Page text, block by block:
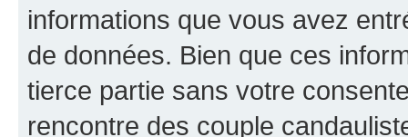
informations que vous avez
de données. Bien que ces
tierce partie sans votre
rencontre des couple